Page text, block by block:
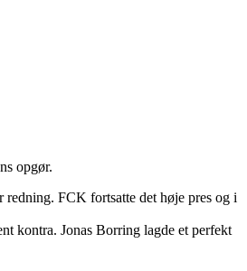
opgør.
redning. FCK fortsatte det høje pres og i
kontra. Jonas Borring lagde et perfekt